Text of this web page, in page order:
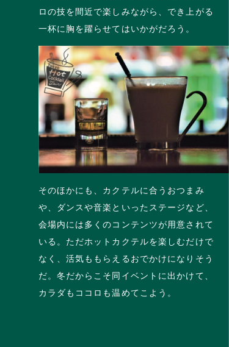
ロの技を間近で楽しみながら、でき上がる
一杯に胸を躍らせてはいかがだろう。
そのほかにも、カクテルに合うおつまみ
や、ダンスや音楽といったステージなど、
会場内には多くのコンテンツが用意されて
いる。ただホットカクテルを楽しむだけで
なく、活気ももらえるおでかけになりそう
だ。冬だからこそ同イベントに出かけて、
カラダもココロも温めてこよう。